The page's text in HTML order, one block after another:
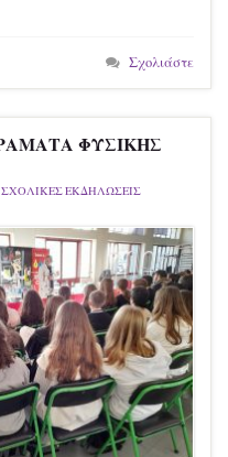
Σχολιάστε
ΦΥΣΙΚΗΣ
ΣΧΟΛΙΚΕΣ ΕΚΔΗΛΩΣΕΙΣ